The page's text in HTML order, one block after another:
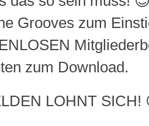
Grooves zum
zum Download.
LOHNT SICH!